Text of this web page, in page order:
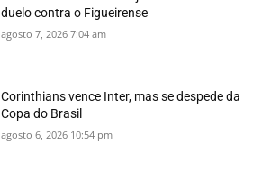
duelo contra o Figueirense
agosto 7, 2026 7:04 am
Corinthians vence Inter, mas se despede da
Copa do Brasil
agosto 6, 2026 10:54 pm